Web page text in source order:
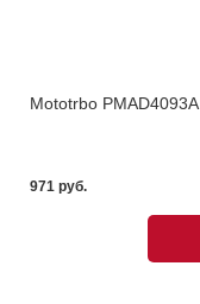
Mototrbo PMAD4093A
971 pуб.